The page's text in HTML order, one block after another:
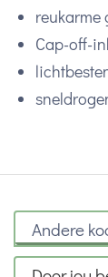
reukarme
Cap-off-
Andere